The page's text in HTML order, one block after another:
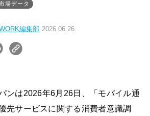
場データ
編集部 2026.06.26
ンは2026年6月26日、「モバイル通
先サービスに関する消費者意識調